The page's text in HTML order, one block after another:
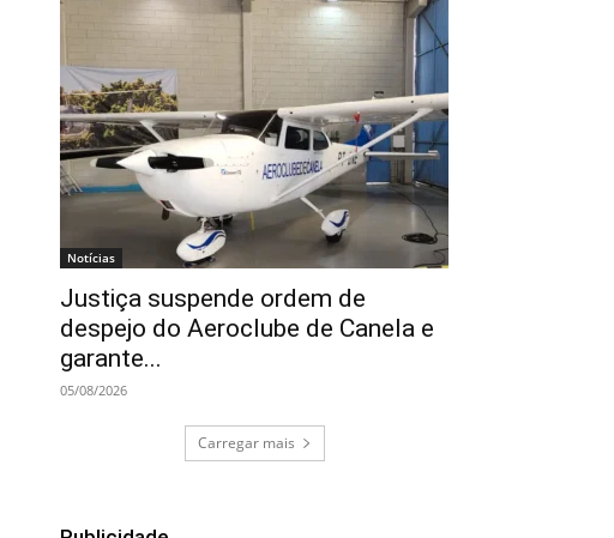
Notícias
Justiça suspende ordem de
despejo do Aeroclube de Canela e
garante...
05/08/2026
Carregar mais